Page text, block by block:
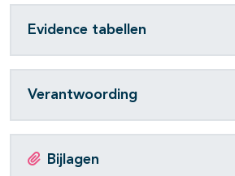
Evidence tabellen
Verantwoording
Bijlagen